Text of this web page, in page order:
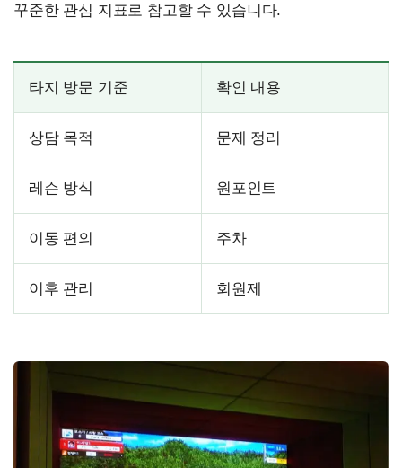
꾸준한 관심 지표로 참고할 수 있습니다.
타지 방문 기준 확인 내용
상담 목적 문제 정리
레슨 방식 원포인트
이동 편의 주차
이후 관리 회원제